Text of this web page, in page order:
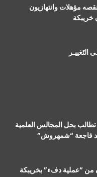
مؤهلات وانتهازيون
التَغييـر
تطالب بحل المجالس العلمية
فاجعة “شمهروش”